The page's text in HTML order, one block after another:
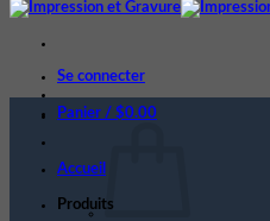
Se connecter
Panier / $0.00
Accueil
Produits